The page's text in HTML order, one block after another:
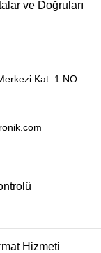
ve Doğruları
Kat: 1 NO :
Hizmeti